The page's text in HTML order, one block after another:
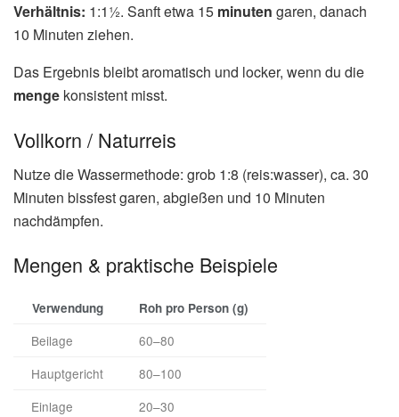
Verhältnis: 1:1½. Sanft etwa 15 minuten garen, danach
10 Minuten ziehen.
Das Ergebnis bleibt aromatisch und locker, wenn du die
menge konsistent misst.
Vollkorn / Naturreis
Nutze die Wassermethode: grob 1:8 (reis:wasser), ca. 30
Minuten bissfest garen, abgießen und 10 Minuten
nachdämpfen.
Mengen & praktische Beispiele
Verwendung Roh pro Person (g)
Beilage
60–80
Hauptgericht
80–100
Einlage
20–30